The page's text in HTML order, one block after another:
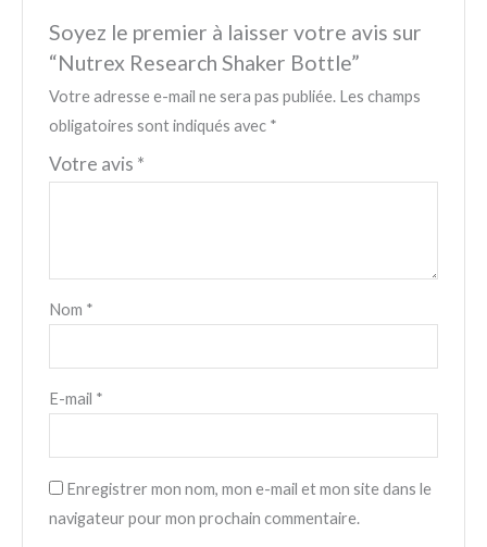
Soyez le premier à laisser votre avis sur
“Nutrex Research Shaker Bottle”
Votre adresse e-mail ne sera pas publiée. Les champs
obligatoires sont indiqués avec *
Votre avis *
Nom *
E-mail *
Enregistrer mon nom, mon e-mail et mon site dans le
navigateur pour mon prochain commentaire.